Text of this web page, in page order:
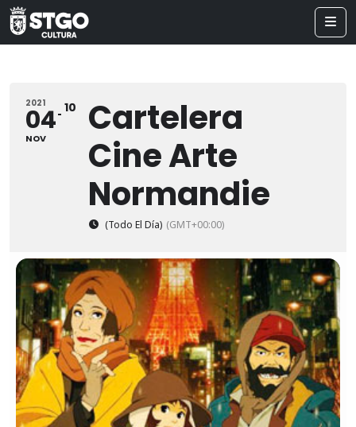
2021
04
NOV
10
Cartelera
Cine Arte
Normandie
(Todo El Día) (GMT+00:00)